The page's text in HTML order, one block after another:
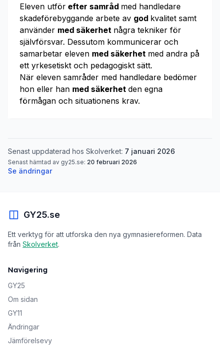
Eleven utför efter samråd med handledare
skadeförebyggande arbete av god kvalitet samt
använder med säkerhet några tekniker för
självförsvar. Dessutom kommunicerar och
samarbetar eleven med säkerhet med andra på
ett yrkesetiskt och pedagogiskt sätt.
När eleven samråder med handledare bedömer
hon eller han med säkerhet den egna
förmågan och situationens krav.
Senast uppdaterad hos Skolverket: 7 januari 2026
Senast hämtad av gy25.se: 20 februari 2026
Se ändringar
GY25.se
Ett verktyg för att utforska den nya gymnasiereformen. Data
från Skolverket.
Navigering
GY25
Om sidan
GY11
Ändringar
Jämförelsevy